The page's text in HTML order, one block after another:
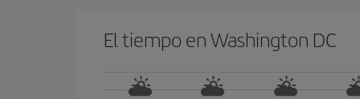
El tiempo en Washington DC